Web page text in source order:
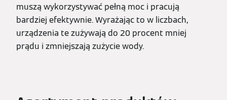
muszą wykorzystywać pełną moc i pracują
bardziej efektywnie. Wyrażając to w liczbach,
urządzenia te zużywają do 20 procent mniej
prądu i zmniejszają zużycie wody.